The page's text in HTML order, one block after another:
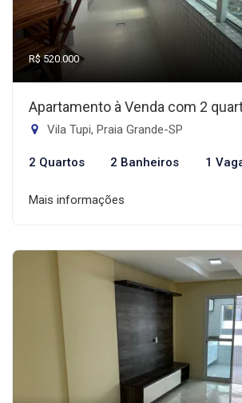
R$ 520.000
Apartamento à Venda com 2
Vila Tupi, Praia Grande-SP
2 Quartos 2 Banheiros 1
Mais informações